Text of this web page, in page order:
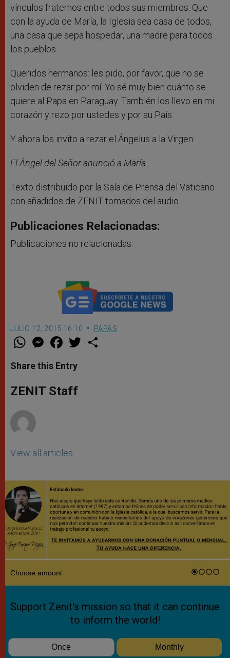
vínculos fraternos entre todos sus miembros. Que
con la ayuda de María, la Iglesia sea casa de todos,
una casa que sepa hospedar, una madre para todos
los pueblos.
Queridos hermanos: les pido, por favor, que no se
olviden de rezar por mí. Yo sé muy bien cuánto se
quiere al Papa en Paraguay. También los llevo en mi
corazón y rezo por ustedes y por su País.
Y ahora los invito a rezar el Ángelus a la Virgen:
El Ángel del Señor anunció a María…
Texto distribuido por la Sala de Prensa del Vaticano
con añadidos de ZENIT tomados del audio
Publicaciones Relacionadas:
Publicaciones no relacionadas.
JULIO 12, 2015 16:10 PAPAS
W
t
s
p
p
M
e
s
e
g
e
F
a
e
b
o
k
w
Share this Entry
ZENIT Staff
View all articles